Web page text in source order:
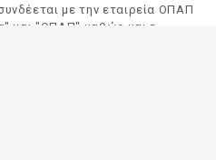
με την εταιρεία ΟΠΑΠ
και "ΟΠΑΠ" καθώς και η